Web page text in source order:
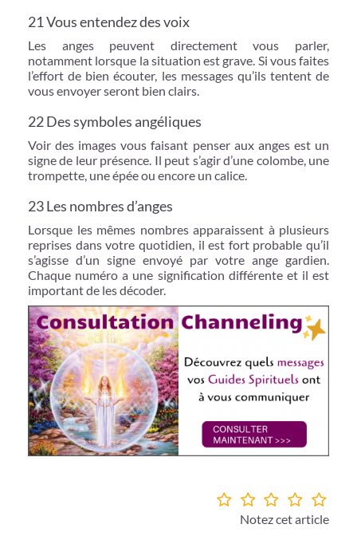
21 Vous entendez des voix
Les anges peuvent directement vous parler,
notamment lorsque la situation est grave. Si vous faites
l’effort de bien écouter, les messages qu’ils tentent de
vous envoyer seront bien clairs.
22 Des symboles angéliques
Voir des images vous faisant penser aux anges est un
signe de leur présence. Il peut s’agir d’une colombe, une
trompette, une épée ou encore un calice.
23 Les nombres d’anges
Lorsque les mêmes nombres apparaissent à plusieurs
reprises dans votre quotidien, il est fort probable qu’il
s’agisse d’un signe envoyé par votre ange gardien.
Chaque numéro a une signification différente et il est
important de les décoder.
Notez cet article